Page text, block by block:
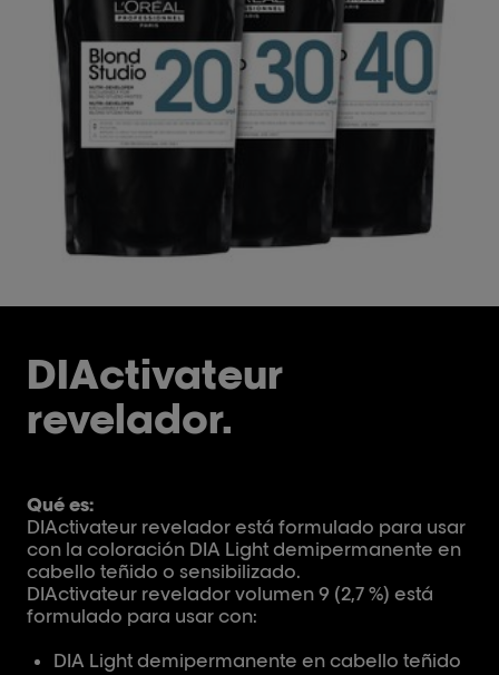
DIActivateur
revelador.
Qué es:
DIActivateur revelador está formulado para usar
con la coloración DIA Light demipermanente en
cabello teñido o sensibilizado.
DIActivateur revelador volumen 9 (2,7 %) está
formulado para usar con:
DIA Light demipermanente en cabello teñido